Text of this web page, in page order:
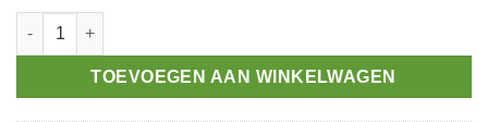
Brunch Wijn aantal
TOEVOEGEN AAN WINKELWAGEN